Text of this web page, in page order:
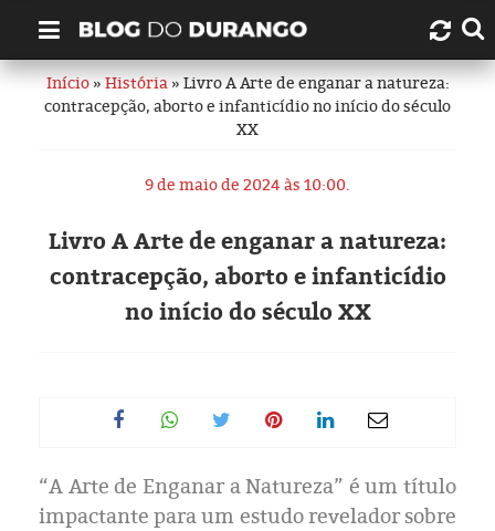
Quem é Durango Duarte?
Artigos
Amazonas
Eleições 2024
Início»História» Livro A Arte de enganar a natureza:
contracepção, aborto e infanticídio no início do século
XX
9 de maio de 2024 às 10:00.
Livro A Arte de enganar a natureza:
contracepção, aborto e infanticídio
no início do século XX
“A Arte de Enganar a Natureza” é um título
impactante para um estudo revelador sobre